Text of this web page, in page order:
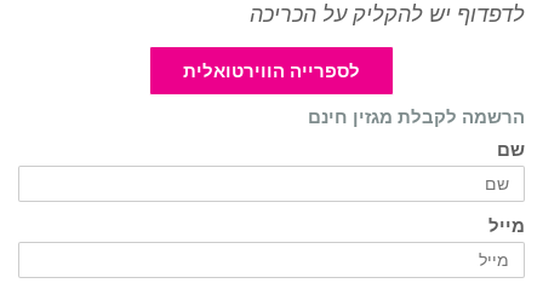
לדפדוף יש להקליק על הכריכה
לספרייה הווירטואלית
הרשמה לקבלת מגזין חינם
שם
מייל